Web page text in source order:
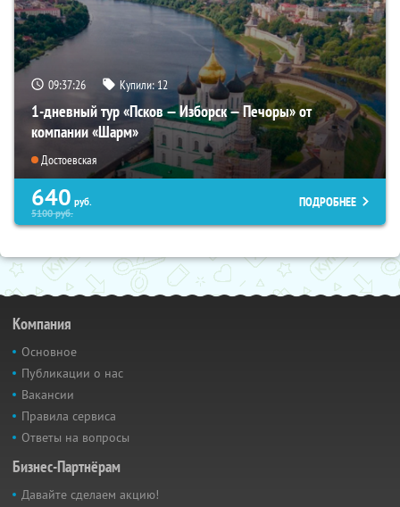
09:37:24 Купили:12
1-дневный тур «Псков — Изборск — Печоры» от
компании «Шарм»
Достоевская
640 руб.
5100руб.
ПОДРОБНЕЕ
Компания
Основное
Публикации о нас
Вакансии
Правила сервиса
Ответы на вопросы
Бизнес-Партнёрам
Давайте сделаем акцию!